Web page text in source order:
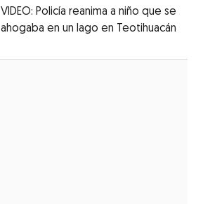
VIDEO: Policía reanima a niño que se
ahogaba en un lago en Teotihuacán